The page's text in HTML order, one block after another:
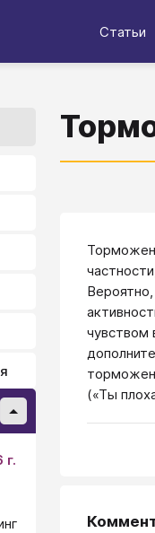
Статьи
чувством
(«Ты
г.